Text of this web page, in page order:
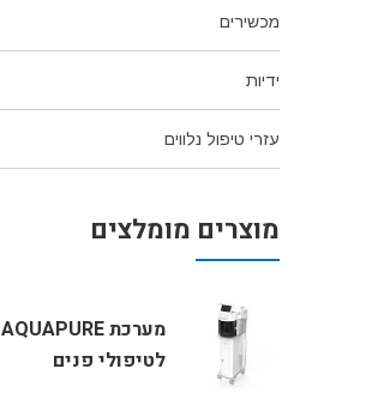
מכשירים
ידיות
עזרי טיפול נלווים
מוצרים מומלצים
מערכת AQUAPURE
לטיפולי פנים